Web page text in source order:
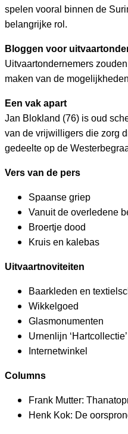
spelen vooral binnen de
belangrijke rol.
Bloggen voor
Uitvaartondernemers
maken van de
Een vak apart
Jan Blokland (76) is oud
van de vrijwilligers die zorg
gedeelte op de
Vers van de pers
Spaanse griep
Vanuit de overledene
Broertje dood
Kruis en kalebas
Uitvaartnoviteiten
Baarkleden en
Wikkelgoed
Glasmonumenten
Urnenlijn ‘Hartcollectie’
Internetwinkel
Columns
Frank Mutter:
Henk Kok: De